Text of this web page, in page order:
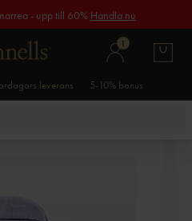
- upp till 60% Handla nu
1
leverans 5-10% bonus